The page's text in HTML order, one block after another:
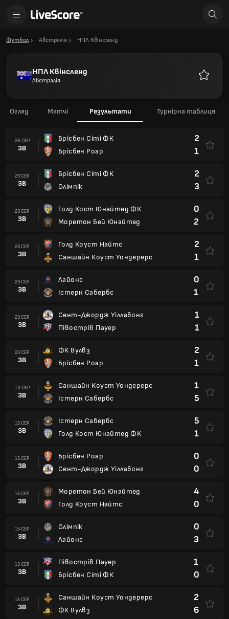
Футбол Австралія НПЛ Квінсленд
НПЛ Квінсленд
Австралія
Огляд Матчі Результати Турнірна таблиця
26 СЕР
ЗВ
Брісбен Сіті ФК
Брісбен Роар
2
1
23 СЕР
ЗВ
Брісбен Сіті ФК
Олімпік
2
3
23 СЕР
ЗВ
Голд Кост Юнайтед ФК
Моретон Бей Юнайтед
0
2
23 СЕР
ЗВ
Голд Коуст Найтс
Саншайн Коуст Уондерерс
2
1
23 СЕР
ЗВ
Лайонс
Істерн Сабербс
0
1
23 СЕР
ЗВ
Сент-Джордж Уіллавонг
Півострів Пауер
1
1
23 СЕР
ЗВ
ФК Вулвз
Брісбен Роар
2
1
19 СЕР
ЗВ
Саншайн Коуст Уондерерс
Істерн Сабербс
1
5
15 СЕР
ЗВ
Істерн Сабербс
Голд Кост Юнайтед ФК
5
1
15 СЕР
ЗВ
Брісбен Роар
Сент-Джордж Уіллавонг
0
0
15 СЕР
ЗВ
Моретон Бей Юнайтед
Голд Коуст Найтс
4
0
15 СЕР
ЗВ
Олімпік
Лайонс
0
3
15 СЕР
ЗВ
Півострів Пауер
Брісбен Сіті ФК
1
0
15 СЕР
ЗВ
Саншайн Коуст Уондерерс
ФК Вулвз
2
6